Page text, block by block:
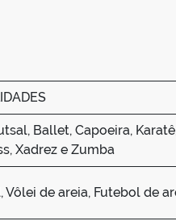
Ballet, Capoeira,
Xadrez e Zumba
Vôlei de areia, Futebol de